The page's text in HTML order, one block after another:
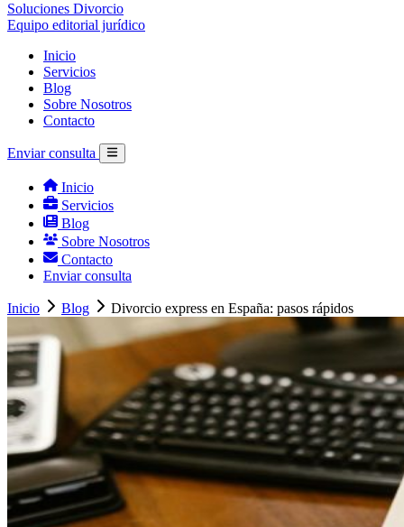
Soluciones Divorcio
Equipo editorial jurídico
Inicio
Servicios
Blog
Sobre Nosotros
Contacto
Enviar consulta
Inicio
Servicios
Blog
Sobre Nosotros
Contacto
Enviar consulta
Inicio Blog Divorcio express en España: pasos rápidos